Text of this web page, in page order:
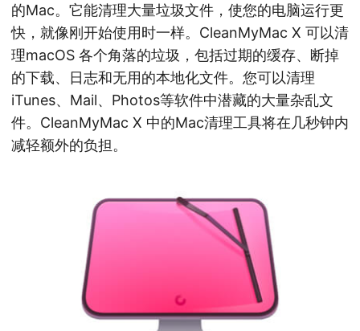
的Mac。它能清理大量垃圾文件，使您的电脑运行更
快，就像刚开始使用时一样。CleanMyMac X 可以清
理macOS 各个角落的垃圾，包括过期的缓存、断掉
的下载、日志和无用的本地化文件。您可以清理
iTunes、Mail、Photos等软件中潜藏的大量杂乱文
件。CleanMyMac X 中的Mac清理工具将在几秒钟内
减轻额外的负担。